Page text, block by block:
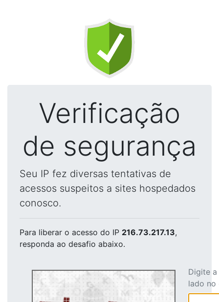
Verificação
de segurança
Seu IP fez diversas tentativas de
acessos suspeitos a sites hospedados
conosco.
Para liberar o acesso do IP 216.73.217.13,
responda ao desafio abaixo.
Digite
lado no